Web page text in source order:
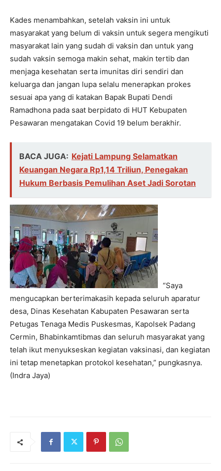
Kades menambahkan, setelah vaksin ini untuk
masyarakat yang belum di vaksin untuk segera mengikuti
masyarakat lain yang sudah di vaksin dan untuk yang
sudah vaksin semoga makin sehat, makin tertib dan
menjaga kesehatan serta imunitas diri sendiri dan
keluarga dan jangan lupa selalu menerapkan prokes
sesuai apa yang di katakan Bapak Bupati Dendi
Ramadhona pada saat berpidato di HUT Kebupaten
Pesawaran mengatakan Covid 19 belum berakhir.
BACA JUGA: Kejati Lampung Selamatkan
Keuangan Negara Rp1,14 Triliun, Penegakan
Hukum Berbasis Pemulihan Aset Jadi Sorotan
“Saya
mengucapkan berterimakasih kepada seluruh aparatur
desa, Dinas Kesehatan Kabupaten Pesawaran serta
Petugas Tenaga Medis Puskesmas, Kapolsek Padang
Cermin, Bhabinkamtibmas dan seluruh masyarakat yang
telah ikut menyukseskan kegiatan vaksinasi, dan kegiatan
ini tetap menetapkan protokol kesehatan,” pungkasnya.
(Indra Jaya)